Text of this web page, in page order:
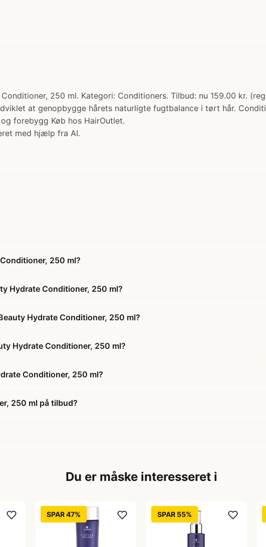
250 ml. Kategori: Conditioners. Tilbud: nu 159.00 kr.
at genopbygge hårets naturligte fugtbalance i tørt hår.
forebygg Køb hos HairOutlet.
med hjælp fra AI.
250 ml?
Hydrate Conditioner, 250 ml?
Hydrate Conditioner, 250 ml?
Hydrate Conditioner, 250 ml?
Conditioner, 250 ml?
250 ml på tilbud?
Du er måske interesseret i
SPAR 47% SPAR 55%